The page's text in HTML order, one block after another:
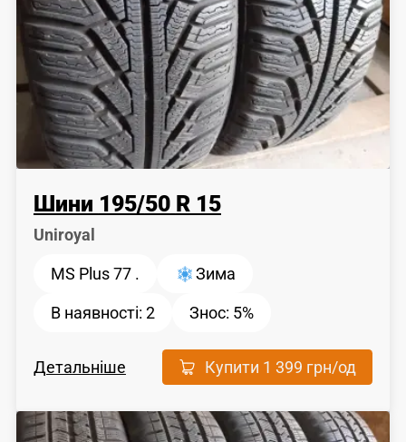
Шини 195/50 R 15
Uniroyal
MS Plus 77 . Зима
В наявності: 2 Знос: 5%
Детальніше Купити 1 399 грн/од